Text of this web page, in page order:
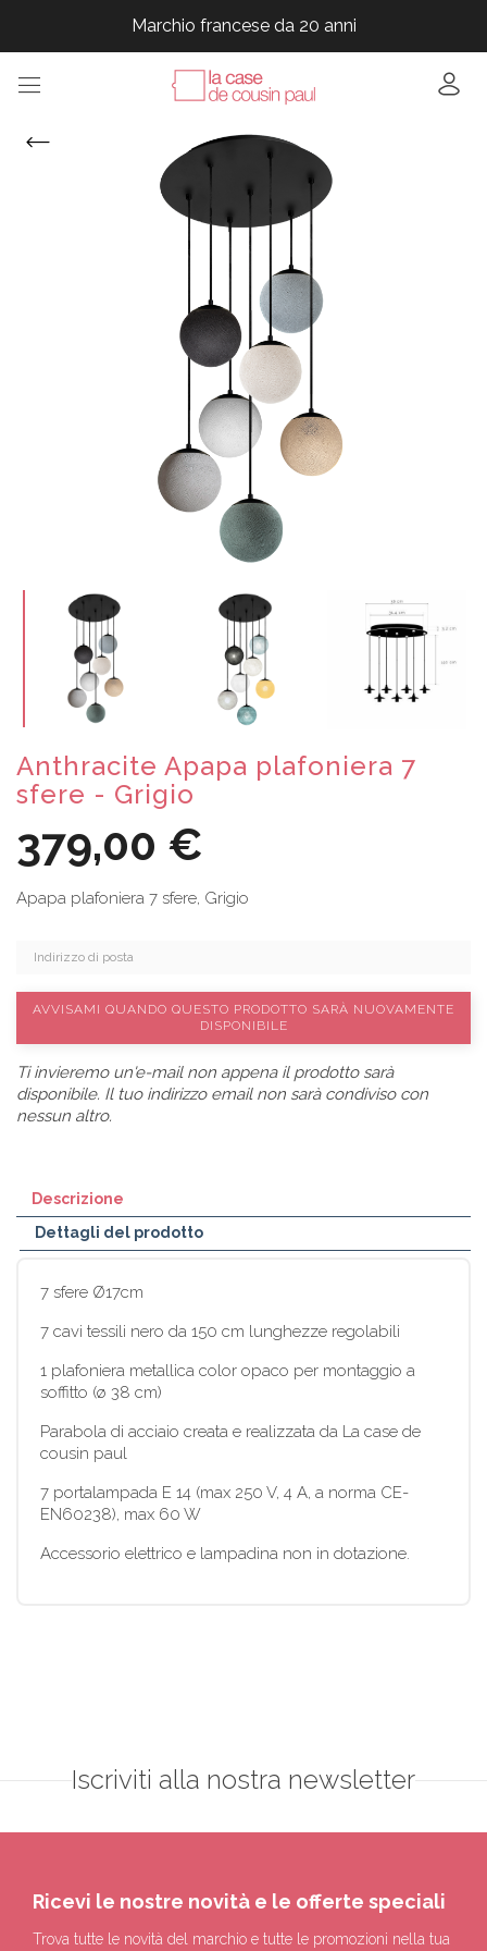
Marchio francese da 20 anni
Marchio francese da 20 anni
Marchio francese da 20 anni
Anthracite Apapa plafoniera 7
sfere - Grigio
379,00 €
Apapa plafoniera 7 sfere, Grigio
AVVISAMI QUANDO QUESTO PRODOTTO SARÀ NUOVAMENTE
DISPONIBILE
Ti invieremo un'e-mail non appena il prodotto sarà
disponibile. Il tuo indirizzo email non sarà condiviso con
nessun altro.
Descrizione
Dettagli del prodotto
7 sfere Ø17cm
7 cavi tessili nero da 150 cm lunghezze regolabili
1 plafoniera metallica color opaco per montaggio a
soffitto (ø 38 cm)
Parabola di acciaio creata e realizzata da La case de
cousin paul
7 portalampada E 14 (max 250 V, 4 A, a norma CE-
EN60238), max 60 W
Accessorio elettrico e lampadina non in dotazione.
Iscriviti alla nostra newsletter
Ricevi le nostre novità e le offerte speciali
Trova tutte le novità del marchio e tutte le promozioni nella tua